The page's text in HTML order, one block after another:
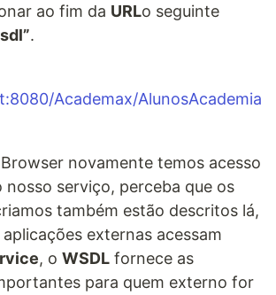
ao fim da URLo seguinte
.
Academax/AlunosAcademia
novamente temos acesso
serviço, perceba que os
também estão descritos lá,
aplicações externas acessam
, o WSDL fornece as
para quem externo for